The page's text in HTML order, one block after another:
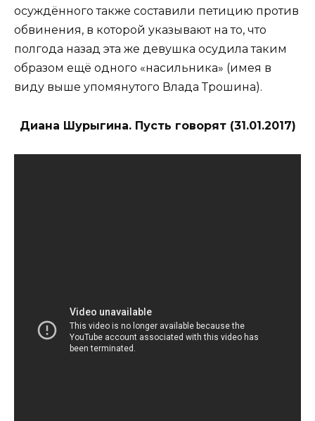
осуждённого также составили петицию против
обвинения, в которой указывают на то, что
полгода назад эта же девушка осудила таким
образом ещё одного «насильника» (имея в
виду выше упомянутого Влада Трошина).
Диана Шурыгина. Пусть говорят (31.01.2017)